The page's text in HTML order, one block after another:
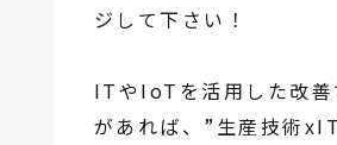
ジして下さい！
ITやIoTを活用した改善
があれば、”生産技術